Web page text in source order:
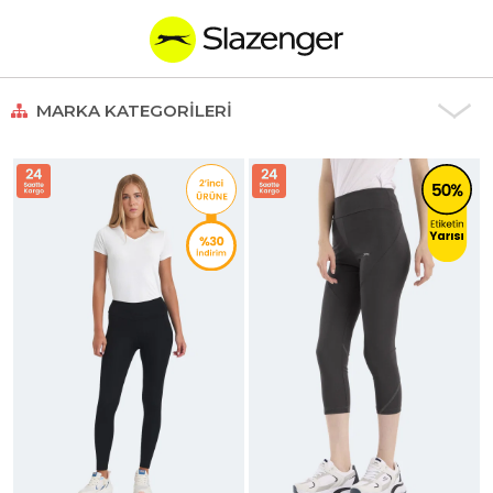
MARKA KATEGORILERI